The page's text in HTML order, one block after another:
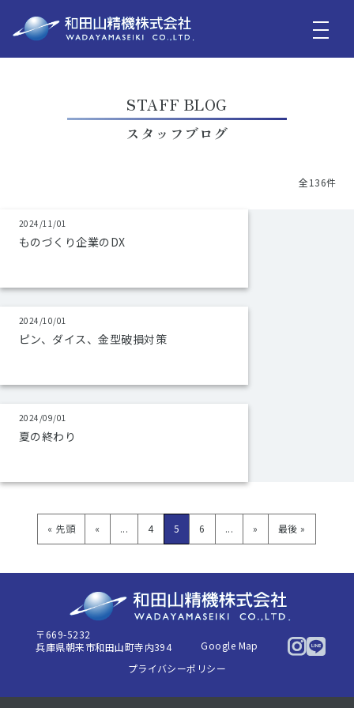
STAFF BLOG
スタッフブログ
全136件
2024/11/01
ものづくり企業のDX
2024/10/01
ピン、ダイス、金型破損対策
2024/09/01
夏の終わり
« 先頭 « ... 4 5 6 ... » 最後 »
〒669-5232
兵庫県朝来市和田山町寺内394
Google Map
プライバシーポリシー